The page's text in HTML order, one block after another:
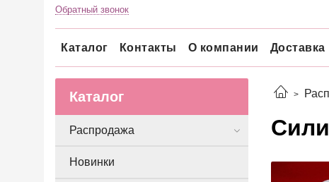
Обратный звонок
Каталог Контакты О компании Доставка
Каталог
Распродажа
Новинки